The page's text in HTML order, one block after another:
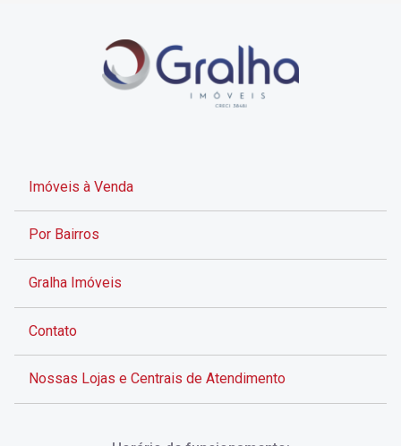
Imóveis à Venda
Por Bairros
Gralha Imóveis
Contato
Nossas Lojas e Centrais de Atendimento